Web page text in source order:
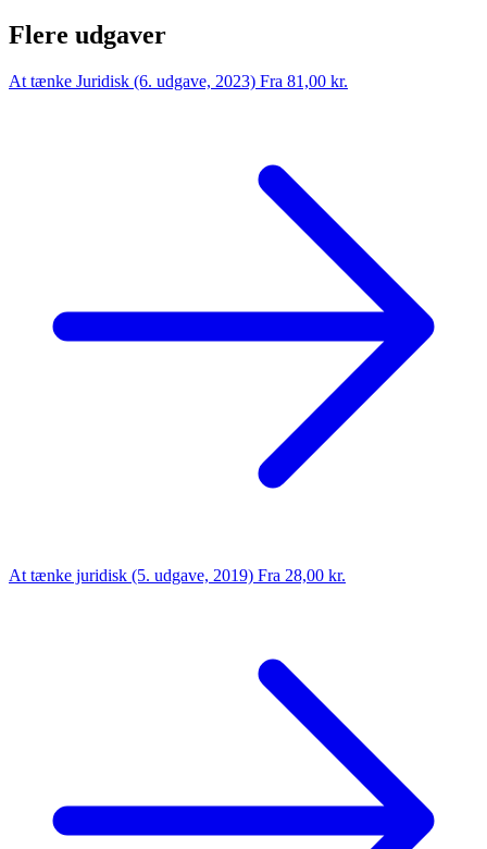
Flere udgaver
At tænke Juridisk (6. udgave, 2023) Fra 81,00 kr.
At tænke juridisk (5. udgave, 2019) Fra 28,00 kr.